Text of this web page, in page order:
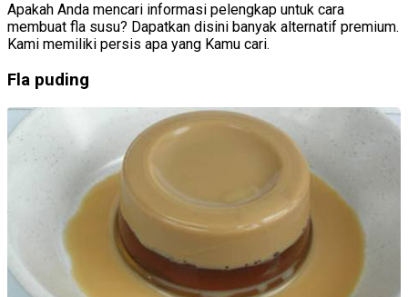
Apakah Anda mencari informasi pelengkap untuk cara
membuat fla susu? Dapatkan disini banyak alternatif premium.
Kami memiliki persis apa yang Kamu cari.
Fla puding